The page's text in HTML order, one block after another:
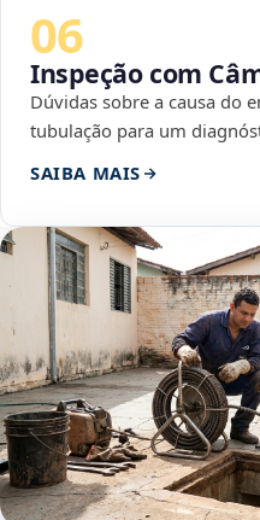
06
Inspeção com
Dúvidas sobre a causa do
tubulação para um
SAIBA MAIS